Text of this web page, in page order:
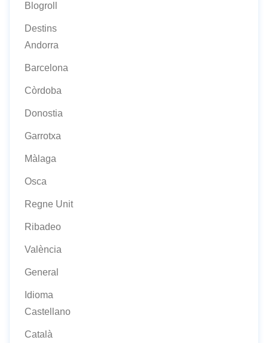
Blogroll
Destins
Andorra
Barcelona
Còrdoba
Donostia
Garrotxa
Màlaga
Osca
Regne Unit
Ribadeo
València
General
Idioma
Castellano
Català